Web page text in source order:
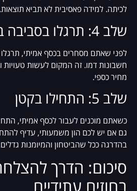
לכיתה. למידה פאסיבית לא תביא תוצאות.
שלב 4: תרגלו בסביבה בטוחה
לפני שאתם מסחרים בכסף אמיתי, תרגלו
חשבונות דמו. זה המקום לעשות טעויות
מחיר כספי.
שלב 5: התחילו בקטן
כשאתם מוכנים לעבור לכסף אמיתי,
גם אם יש לכם הון משמעותי, עדיף
בהדרגה ככל שהביטחון והמיומנות
סיכום: הדרך
בחוזים עתידיים